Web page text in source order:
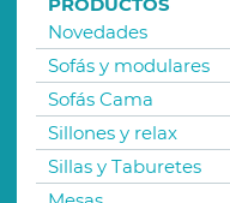
Novedades
Sofás y modulares
Sofás Cama
Sillones y relax
Sillas y Taburetes